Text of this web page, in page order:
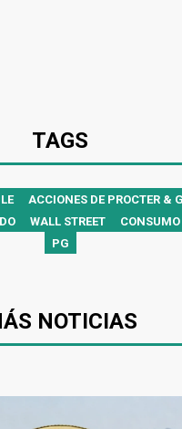
TAGS
ACCIONES DE PROCTER &
WALL STREET
PG
NOTICIAS